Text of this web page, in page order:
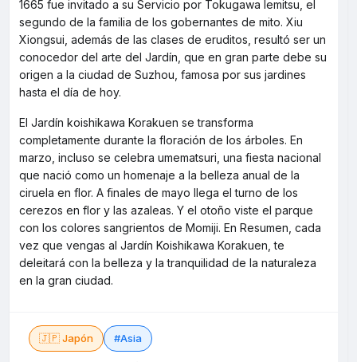
1665 fue invitado a su Servicio por Tokugawa Iemitsu, el
segundo de la familia de los gobernantes de mito. Xiu
Xiongsui, además de las clases de eruditos, resultó ser un
conocedor del arte del Jardín, que en gran parte debe su
origen a la ciudad de Suzhou, famosa por sus jardines
hasta el día de hoy.
El Jardín koishikawa Korakuen se transforma
completamente durante la floración de los árboles. En
marzo, incluso se celebra umematsuri, una fiesta nacional
que nació como un homenaje a la belleza anual de la
ciruela en flor. A finales de mayo llega el turno de los
cerezos en flor y las azaleas. Y el otoño viste el parque
con los colores sangrientos de Momiji. En Resumen, cada
vez que vengas al Jardín Koishikawa Korakuen, te
deleitará con la belleza y la tranquilidad de la naturaleza
en la gran ciudad.
🇯🇵 Japón #Asia